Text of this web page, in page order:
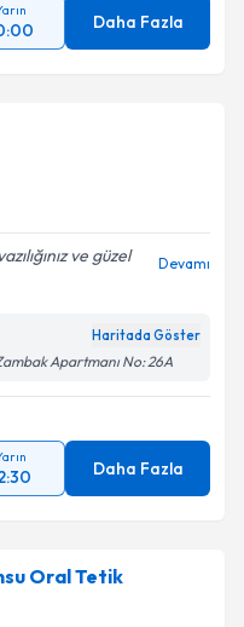
Daha Fazla
ve güzel
Devamı
Haritada Göster
Apartmanı No: 26A
Daha Fazla
Oral Tetik